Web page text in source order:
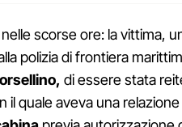
scorse ore: la vittima,
polizia di frontiera
di essere stata
il quale aveva una